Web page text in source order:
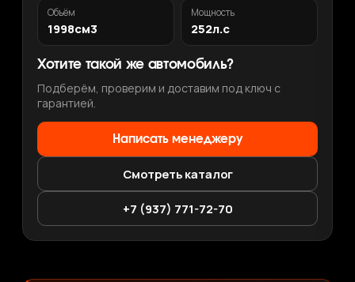
Объём
1998см3
Мощность
252л.с
Хотите такой же автомобиль?
Подберём, проверим и доставим под ключ с
гарантией.
Написать менеджеру
Смотреть каталог
+7 (937) 771-72-70